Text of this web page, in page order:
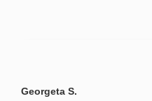
Georgeta S.